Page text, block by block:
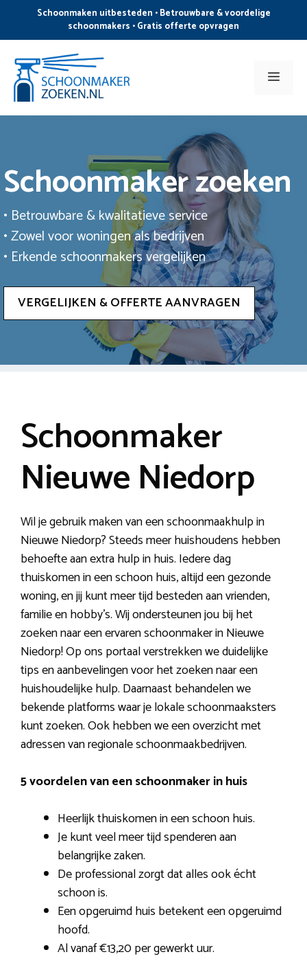
de
inhoud
Schoonmaken uitbesteden • Betrouwbare & voordelige
schoonmakers • Gratis offerte opvragen
Menu
Schoonmaker zoeken
• Betrouwbare & kwalitatieve service
• Zowel voor woningen als bedrijven
• Erkende schoonmakers vergelijken
VERGELIJKEN & OFFERTE AANVRAGEN
Schoonmaker
Nieuwe Niedorp
Wil je gebruik maken van een schoonmaakhulp in
Nieuwe Niedorp? Steeds meer huishoudens hebben
behoefte aan extra hulp in huis. Iedere dag
thuiskomen in een schoon huis, altijd een gezonde
woning, en jij kunt meer tijd besteden aan vrienden,
familie en hobby’s. Wij ondersteunen jou bij het
zoeken naar een ervaren schoonmaker in Nieuwe
Niedorp! Op ons portaal verstrekken we duidelijke
tips en aanbevelingen voor het zoeken naar een
huishoudelijke hulp. Daarnaast behandelen we
bekende platforms waar je lokale schoonmaaksters
kunt zoeken. Ook hebben we een overzicht met
adressen van regionale schoonmaakbedrijven.
5 voordelen van een schoonmaker in huis
Heerlijk thuiskomen in een schoon huis.
Je kunt veel meer tijd spenderen aan
belangrijke zaken.
De professional zorgt dat alles ook écht
schoon is.
Een opgeruimd huis betekent een opgeruimd
hoofd.
Al vanaf €13,20 per gewerkt uur.